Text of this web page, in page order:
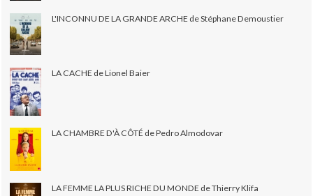
L'INCONNU DE LA GRANDE ARCHE de Stéphane Demoustier
LA CACHE de Lionel Baier
LA CHAMBRE D'À CÔTÉ de Pedro Almodovar
LA FEMME LA PLUS RICHE DU MONDE de Thierry Klifa